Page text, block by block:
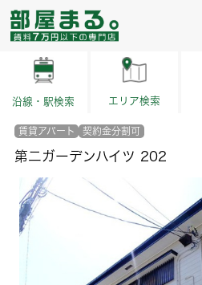
沿線・駅検索 エリア検索
賃貸アパート 契約金分割可
第二ガーデンハイツ 202